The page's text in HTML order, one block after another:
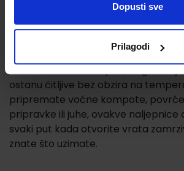
Dopusti sve
Prilagodi
datuma pripreme, sastojaka i roka
koji planiraju čuvati svoje proizvode
postoji posebna vrsta naljepnica
hladnoću. Ove su naljepnice
izdrže ekstremne uvjete,
ostanu čitljive bez obzira na
pripremate voćne kompote,
pripravke ili juhe, ovakve naljepnice
svaki put kada otvorite vrata
znate što uzimate.